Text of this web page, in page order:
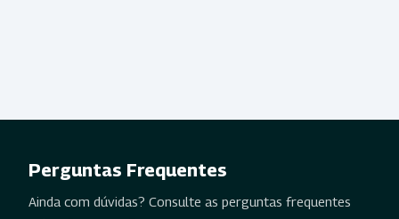
Perguntas Frequentes
Ainda com dúvidas? Consulte as perguntas frequentes